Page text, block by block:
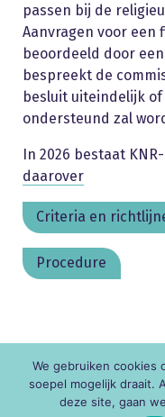
passen bij de
Aanvragen voor een
beoordeeld door
bespreekt de
besluit uiteindelijk
ondersteund zal
In 2026 bestaat
daarover
Criteria en
Procedure
We gebruiken cookies
soepel mogelijk draait.
deze site, gaan